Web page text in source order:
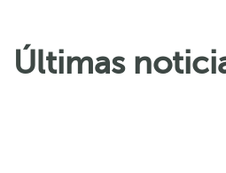
Últimas